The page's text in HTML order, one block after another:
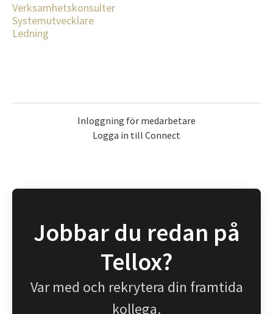
Verksamhetskonsulter
Systemutvecklare
Ledning
Inloggning för medarbetare
Logga in till Connect
Jobbar du redan på
Tellox?
Var med och rekrytera din framtida
kollega.